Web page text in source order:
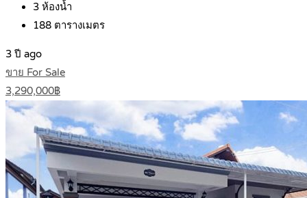
3 ห้องน้ำ
188 ตารางเมตร
3 ปี ago
ขาย For Sale
3,290,000฿